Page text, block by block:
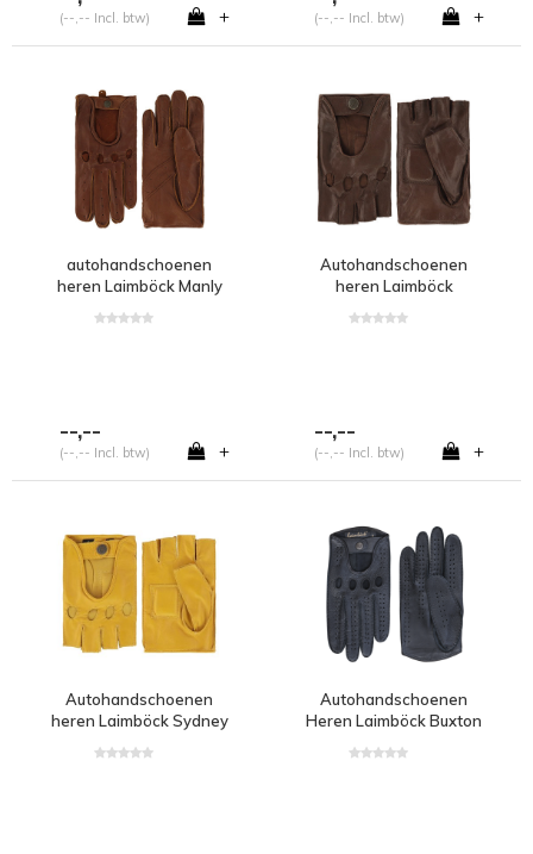
(--,-- Incl. btw) + (--,-- Incl. btw) +
autohandschoenen
heren Laimböck Manly
--,--
(--,-- Incl. btw) +
Autohandschoenen
heren Laimböck
--,--
(--,-- Incl. btw) +
Autohandschoenen
heren Laimböck Sydney
Autohandschoenen
Heren Laimböck Buxton